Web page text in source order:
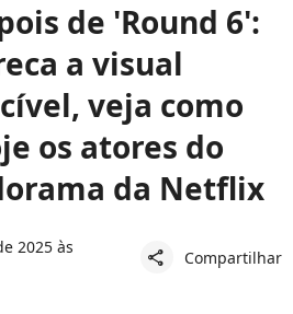
de 'Round 6':
a visual
veja como
os atores do
da Netflix
2025 às
share Compartilhar